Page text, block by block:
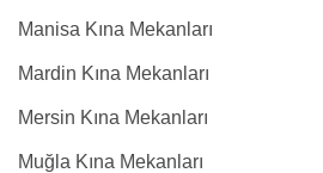
Manisa Kına Mekanları
Mardin Kına Mekanları
Mersin Kına Mekanları
Muğla Kına Mekanları